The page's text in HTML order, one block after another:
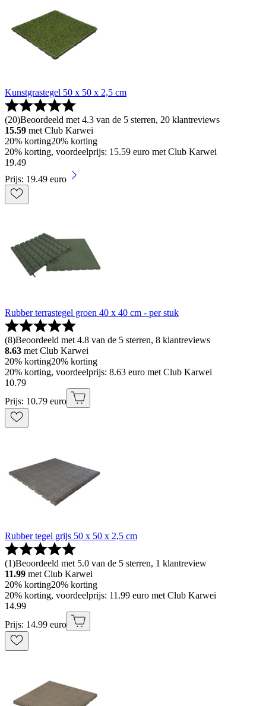
Kunstgrastegel 50 x 50 x 2,5 cm
(20)Beoordeeld met 4.3 van de 5 sterren, 20 klantreviews
15.59 met Club Karwei
20% korting20% korting
20% korting, voordeelprijs: 15.59 euro met Club Karwei
19.49
Prijs: 19.49 euro
Rubber terrastegel groen 40 x 40 cm - per stuk
(8)Beoordeeld met 4.8 van de 5 sterren, 8 klantreviews
8.63 met Club Karwei
20% korting20% korting
20% korting, voordeelprijs: 8.63 euro met Club Karwei
10.79
Prijs: 10.79 euro
Rubber tegel grijs 50 x 50 x 2,5 cm
(1)Beoordeeld met 5.0 van de 5 sterren, 1 klantreview
11.99 met Club Karwei
20% korting20% korting
20% korting, voordeelprijs: 11.99 euro met Club Karwei
14.99
Prijs: 14.99 euro